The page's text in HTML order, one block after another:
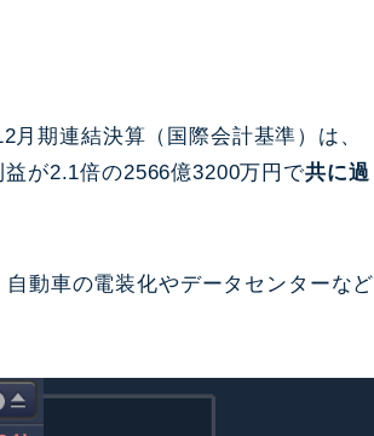
期連結決算（国際会計基準）は、
が2.1倍の2566億3200万円で共に過
動車の電装化やデータセンターなど